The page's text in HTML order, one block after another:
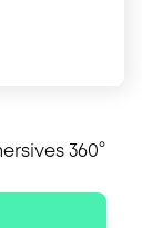
360°